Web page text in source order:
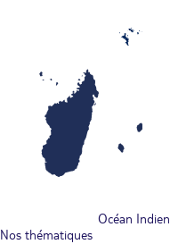
Océan Indien
Nos thématiques